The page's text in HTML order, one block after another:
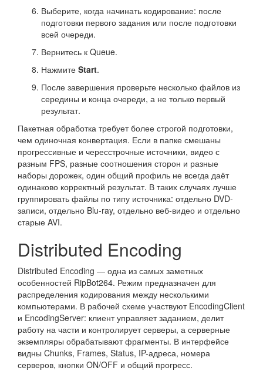
Выберите, когда начинать кодирование: после
подготовки первого задания или после подготовки
всей очереди.
Вернитесь к Queue.
Нажмите Start.
После завершения проверьте несколько файлов из
середины и конца очереди, а не только первый
результат.
Пакетная обработка требует более строгой подготовки,
чем одиночная конвертация. Если в папке смешаны
прогрессивные и чересстрочные источники, видео с
разным FPS, разные соотношения сторон и разные
наборы дорожек, один общий профиль не всегда даёт
одинаково корректный результат. В таких случаях лучше
группировать файлы по типу источника: отдельно DVD-
записи, отдельно Blu-ray, отдельно веб-видео и отдельно
старые AVI.
Distributed Encoding
Distributed Encoding — одна из самых заметных
особенностей RipBot264. Режим предназначен для
распределения кодирования между несколькими
компьютерами. В рабочей схеме участвуют EncodingClient
и EncodingServer: клиент управляет заданием, делит
работу на части и контролирует серверы, а серверные
экземпляры обрабатывают фрагменты. В интерфейсе
видны Chunks, Frames, Status, IP-адреса, номера
серверов, кнопки ON/OFF и общий прогресс.